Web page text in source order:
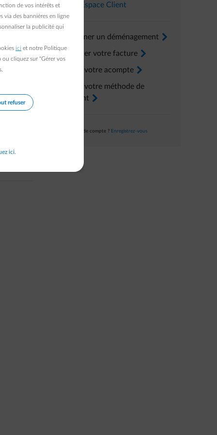
Dans l’ Espace Client
Renseigner un déménagement arrow-right
Consulter votre facture arrow-right
Ajuster votre acompte arrow-right
Ajuster votre méthode de
paiement arrow-right
Pas encore de compte ? Enregistrez-vous
de vos intérêts et
via des bannières en ligne
la publicité qui
ici et notre Politique
ou cliquez sur "Gérer vos
refuser
ici.